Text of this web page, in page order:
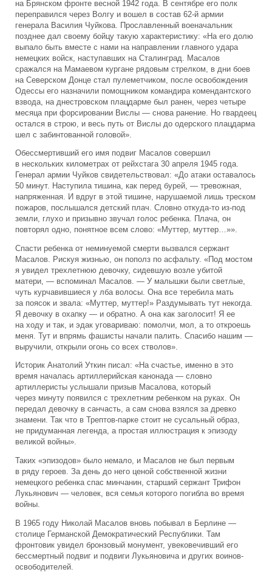
на Брянском фронте весной 1942 года. В сентябре его полк
переправился через Волгу и вошел в состав 62-й армии
генерала Василия Чуйкова. Прославленный военачальник
позднее дал своему бойцу такую характеристику: «На его долю
выпало быть вместе с нами на направлении главного удара
немецких войск, наступавших на Сталинград. Масалов
сражался на Мамаевом кургане рядовым стрелком, в дни боев
на Северском Донце стал пулеметчиком, после освобождения
Одессы его назначили помощником командира комендантского
взвода, на днестровском плацдарме был ранен, через четыре
месяца при форсировании Вислы — снова ранение. Но гвардеец
остался в строю, и весь путь от Вислы до одерского плацдарма
шел с забинтованной головой».
Обессмертивший его имя подвиг Масалов совершил
в нескольких километрах от рейхстага 30 апреля 1945 года.
Генерал армии Чуйков свидетельствовал: «До атаки оставалось
50 минут. Наступила тишина, как перед бурей, — тревожная,
напряженная. И вдруг в этой тишине, нарушаемой лишь треском
пожаров, послышался детский плач. Словно откуда-то из-под
земли, глухо и призывно звучал голос ребенка. Плача, он
повторял одно, понятное всем слово: «Муттер, муттер…»».
Спасти ребенка от неминуемой смерти вызвался сержант
Масалов. Рискуя жизнью, он пополз по асфальту. «Под мостом
я увидел трехлетнюю девочку, сидевшую возле убитой
матери, — вспоминал Масалов. — У малышки были светлые,
чуть курчавившиеся у лба волосы. Она все теребила мать
за поясок и звала: «Муттер, муттер!» Раздумывать тут некогда.
Я девочку в охапку — и обратно. А она как заголосит! Я ее
на ходу и так, и эдак уговариваю: помолчи, мол, а то откроешь
меня. Тут и впрямь фашисты начали палить. Спасибо нашим —
выручили, открыли огонь со всех стволов».
Историк Анатолий Уткин писал: «На счастье, именно в это
время началась артиллерийская канонада — словно
артиллеристы услышали призыв Масалова, который
через минуту появился с трехлетним ребенком на руках. Он
передал девочку в санчасть, а сам снова взялся за древко
знамени. Так что в Трептов-парке стоит не сусальный образ,
не придуманная легенда, а простая иллюстрация к эпизоду
великой войны».
Таких «эпизодов» было немало, и Масалов не был первым
в ряду героев. За день до него ценой собственной жизни
немецкого ребенка спас минчанин, старший сержант Трифон
Лукьянович — человек, вся семья которого погибла во время
войны.
В 1965 году Николай Масалов вновь побывал в Берлине —
столице Германской Демократический Республики. Там
фронтовик увидел бронзовый монумент, увековечивший его
бессмертный подвиг и подвиги Лукьяновича и других воинов-
освободителей.